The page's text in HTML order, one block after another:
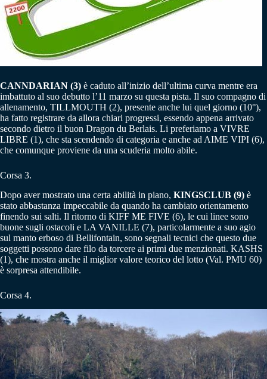
CANNDARIAN (3) è caduto all’inizio dell’ultima curva mentre era
imbattuto al suo debutto l’11 marzo su questa pista. Il suo compagno di
allenamento, TILLMOUTH (2), presente anche lui quel giorno (10°),
ha fatto registrare da allora chiari progressi, essendo appena arrivato
secondo dietro il buon Dragon du Berlais. Li preferiamo a VIVRE
LIBRE (1), che sta scendendo di categoria e anche ad AIME VIPI (6),
che comunque proviene da una scuderia molto abile.
Corsa 3.
Dopo aver mostrato una certa abilità in piano, KINGSCLUB (9) è
stato abbastanza impeccabile da quando ha cambiato orientamento
finendo sui salti. Il ritorno di KIFF ME FIVE (6), le cui linee sono
buone sugli ostacoli e LA VANILLE (7), particolarmente a suo agio
sul manto erboso di Bellifontain, sono segnali tecnici che questo due
soggetti possono dare filo da torcere ai primi due menzionati. KASHS
(1), che mostra anche il miglior valore teorico del lotto (Val. PMU 60)
è sorpresa attendibile.
Corsa 4.